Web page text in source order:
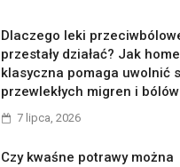
Dlaczego leki
przestały działać? Jak
klasyczna pomaga uwolnić
przewlekłych migren i bólów
7 lipca, 2026
Czy kwaśne potrawy można